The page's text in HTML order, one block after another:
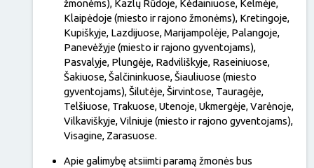
žmonėms), Kazlų Rūdoje, Kėdainiuose, Kelmėje,
Klaipėdoje (miesto ir rajono žmonėms), Kretingoje,
Kupiškyje, Lazdijuose, Marijampolėje, Palangoje,
Panevėžyje (miesto ir rajono gyventojams),
Pasvalyje, Plungėje, Radviliškyje, Raseiniuose,
Šakiuose, Šalčininkuose, Šiauliuose (miesto
gyventojams), Šilutėje, Širvintose, Tauragėje,
Telšiuose, Trakuose, Utenoje, Ukmergėje, Varėnoje,
Vilkaviškyje, Vilniuje (miesto ir rajono gyventojams),
Visagine, Zarasuose.
Apie galimybę atsiimti paramą žmonės bus